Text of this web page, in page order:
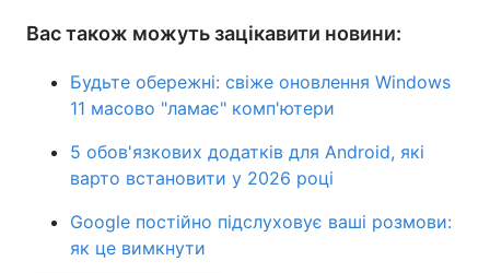
Вас також можуть зацікавити новини:
Будьте обережні: свіже оновлення Windows
11 масово "ламає" комп'ютери
5 обов'язкових додатків для Android, які
варто встановити у 2026 році
Google постійно підслуховує ваші розмови:
як це вимкнути